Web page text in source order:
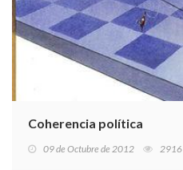
Coherencia política
09 de Octubre de 2012 2916